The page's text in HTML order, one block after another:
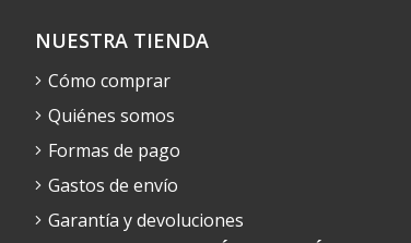
NUESTRA TIENDA
Cómo comprar
Quiénes somos
Formas de pago
Gastos de envío
Garantía y devoluciones